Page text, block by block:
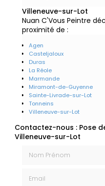
Villeneuve-sur-Lot
Nuan C'Vous Peintre
proximité de :
Agen
Casteljaloux
Duras
La Réole
Marmande
Miramont-de-Guyenne
Sainte-Livrade-sur-Lot
Tonneins
Villeneuve-sur-Lot
Contactez-nous : Pose
Villeneuve-sur-Lot